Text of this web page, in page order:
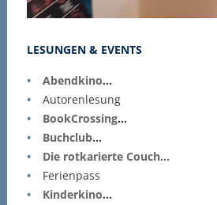
LESUNGEN & EVENTS
Abendkino...
Autorenlesung
BookCrossing...
Buchclub...
Die rotkarierte Couch...
Ferienpass
Kinderkino...